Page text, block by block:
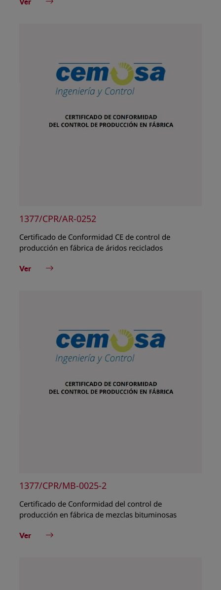
Ver
1377/CPR/AR-0252
Certificado de Conformidad CE de control de
producción en fábrica de áridos reciclados
Ver
1377/CPR/MB-0025-2
Certificado de Conformidad del control de
producción en fábrica de mezclas bituminosas
Ver